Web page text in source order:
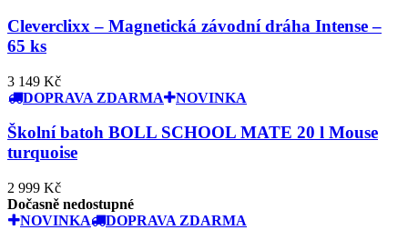
Cleverclixx – Magnetická závodní dráha Intense –
65 ks
3 149 Kč
DOPRAVA ZDARMA
NOVINKA
Školní batoh BOLL SCHOOL MATE 20 l Mouse
turquoise
2 999 Kč
Dočasně nedostupné
NOVINKA
DOPRAVA ZDARMA